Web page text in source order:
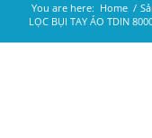
You are here: Home /
LỌC BỤI TAY ÁO TDIN